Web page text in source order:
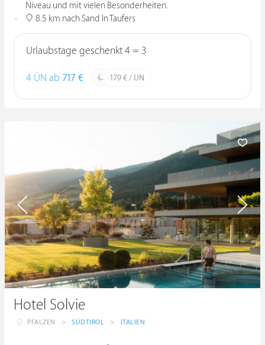
Niveau und mit vielen Besonderheiten.
8.5 km nach Sand In Taufers
Urlaubstage geschenkt 4 = 3
4 ÜN ab 717 € 179 € / ÜN
Hotel Solvie
PFALZEN > SÜDTIROL > ITALIEN